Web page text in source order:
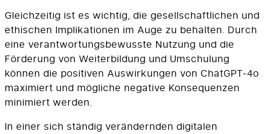
Gleichzeitig ist es wichtig, die gesellschaftlichen und
ethischen Implikationen im Auge zu behalten. Durch
eine verantwortungsbewusste Nutzung und die
Förderung von Weiterbildung und Umschulung
können die positiven Auswirkungen von ChatGPT-4o
maximiert und mögliche negative Konsequenzen
minimiert werden.
In einer sich ständig verändernden digitalen